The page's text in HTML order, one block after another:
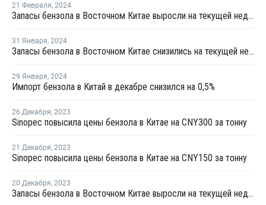
21 Февраля, 2024
Запасы бензола в Восточном Китае выросли на текущей неделе
31 Января, 2024
Запасы бензола в Восточном Китае снизились на текущей неделе
29 Января, 2024
Импорт бензола в Китай в декабре снизился на 0,5%
26 Декабря, 2023
Sinopec повысила цены бензола в Китае на CNY300 за тонну
21 Декабря, 2023
Sinopec повысила цены бензола в Китае на CNY150 за тонну
20 Декабря, 2023
Запасы бензола в Восточном Китае выросли на текущей неделе